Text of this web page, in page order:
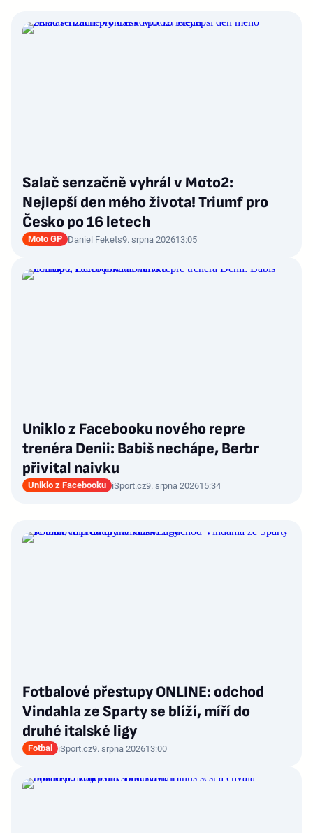
Salač senzačně vyhrál v Moto2:
Nejlepší den mého života! Triumf pro
Česko po 16 letech
Moto GP Daniel Fekets9. srpna 202613:05
Uniklo z Facebooku nového repre
trenéra Denii: Babiš nechápe, Berbr
přivítal naivku
Uniklo z Facebooku iSport.cz9. srpna 202615:34
Fotbalové přestupy ONLINE: odchod
Vindahla ze Sparty se blíží, míří do
druhé italské ligy
Fotbal iSport.cz9. srpna 202613:00